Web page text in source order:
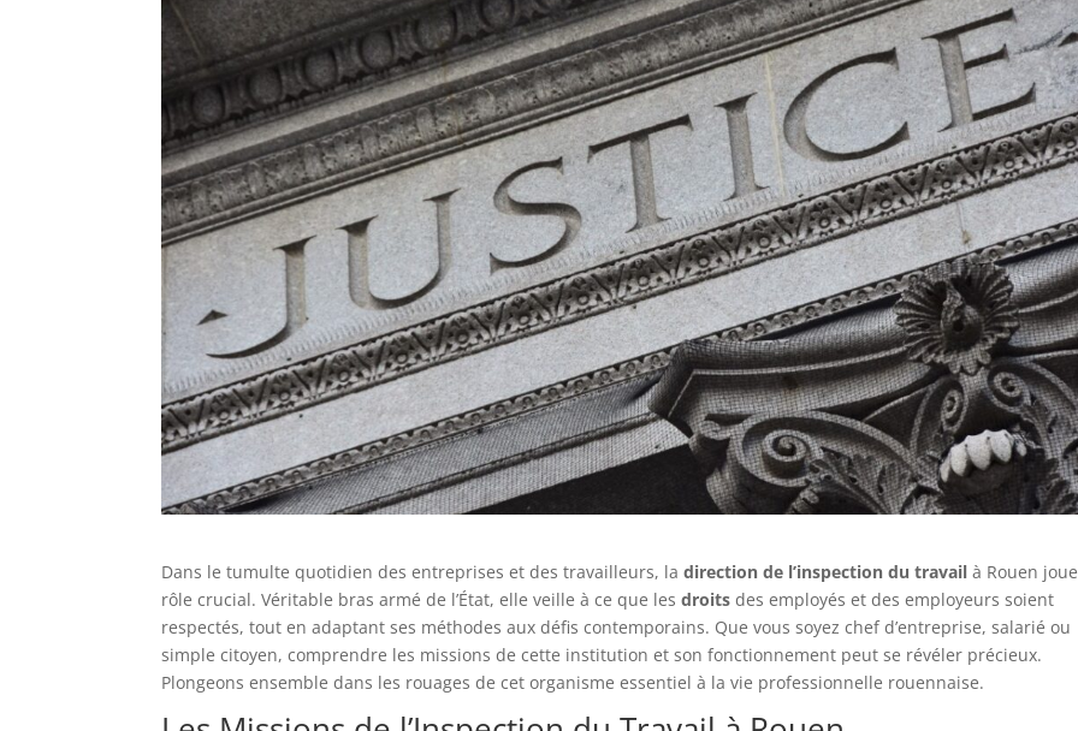
Dans le tumulte quotidien des entreprises et des travailleurs, ladirection de l’inspection du travail à Rouen
rôle crucial. Véritable bras armé de l’État, elle veille à ce que lesdroits des employés et des employeurs soient
respectés, tout en adaptant ses méthodes aux défis contemporains. Que vous soyez chef d’entreprise, salarié ou
simple citoyen, comprendre les missions de cette institution et son fonctionnement peut se révéler précieux.
Plongeons ensemble dans les rouages de cet organisme essentiel à la vie professionnelle rouennaise.